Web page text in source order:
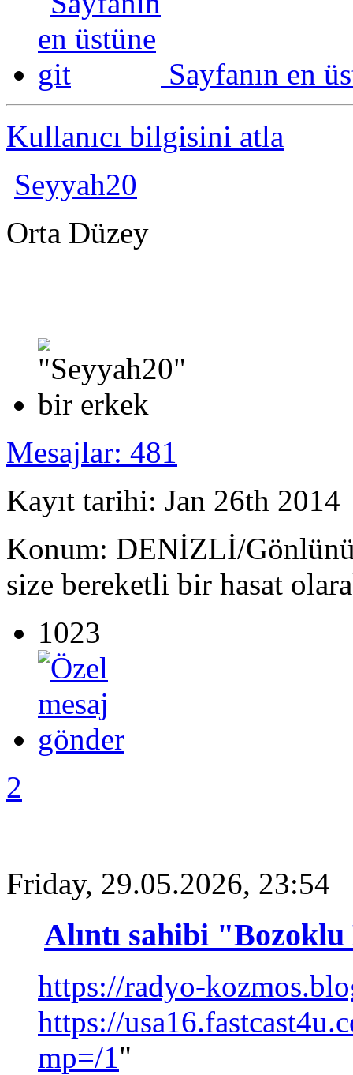
Sayfanın en
Kullanıcı bilgisini atla
Seyyah20
Orta Düzey
Mesajlar: 481
Kayıt tarihi: Jan 26th 2014
Konum: DENİZLİ/
size bereketli bir hasat
1023
2
Friday, 29.05.2026, 23:54
Alıntı sahibi
https://radyo-
https://
mp=/1 "